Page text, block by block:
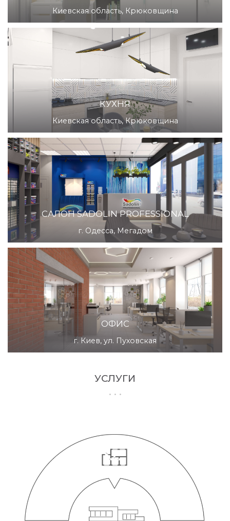
Киевская область, Крюковщина
КУХНЯ
Киевская область, Крюковщина
САЛОН SADOLIN PROFESSIONAL
г. Одесса, Мегадом
ОФИС
г. Киев, ул. Пуховская
УСЛУГИ